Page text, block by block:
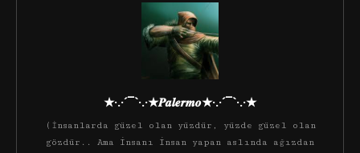
★·.·´¯`·.·★𝑷𝒂𝒍𝒆𝒓𝒎𝒐★·.·´¯`·.·★
(İnsanlarda güzel olan yüzdür, yüzde güzel olan
gözdür.. Ama insanı insan yapan aslında ağızdan